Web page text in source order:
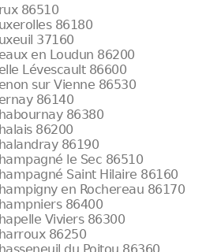
86510
86180
37160
en Loudun 86200
Lévescault 86600
sur Vienne 86530
86140
86380
86200
86190
le Sec 86510
Saint Hilaire 86160
en Rochereau 86170
86400
Viviers 86300
86250